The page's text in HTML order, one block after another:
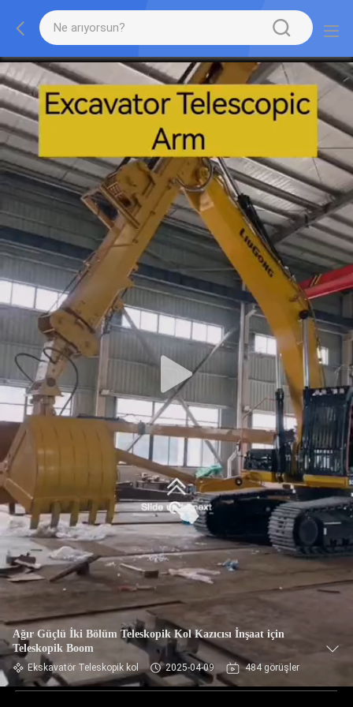
Ağır Güçlü İki Bölüm Teleskopik Kol Kazıcısı İnşaat için
Teleskopik Boom
Ekskavatör Teleskopik kol 2025-04-09 484 görüşler